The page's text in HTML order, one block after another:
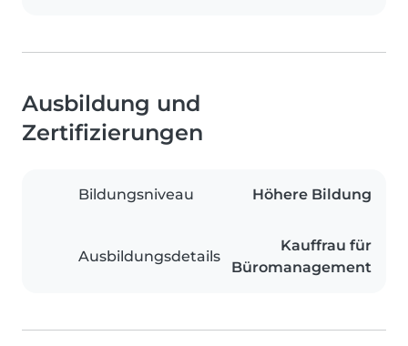
Ausbildung und
Zertifizierungen
Bildungsniveau Höhere Bildung
Ausbildungsdetails
Kauffrau für
Büromanagement